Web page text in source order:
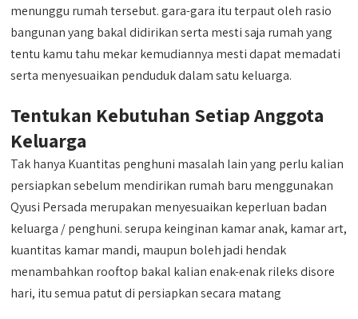
menunggu rumah tersebut. gara-gara itu terpaut oleh rasio
bangunan yang bakal didirikan serta mesti saja rumah yang
tentu kamu tahu mekar kemudiannya mesti dapat memadati
serta menyesuaikan penduduk dalam satu keluarga.
Tentukan Kebutuhan Setiap Anggota
Keluarga
Tak hanya Kuantitas penghuni masalah lain yang perlu kalian
persiapkan sebelum mendirikan rumah baru menggunakan
Qyusi Persada merupakan menyesuaikan keperluan badan
keluarga / penghuni. serupa keinginan kamar anak, kamar art,
kuantitas kamar mandi, maupun boleh jadi hendak
menambahkan rooftop bakal kalian enak-enak rileks disore
hari, itu semua patut di persiapkan secara matang